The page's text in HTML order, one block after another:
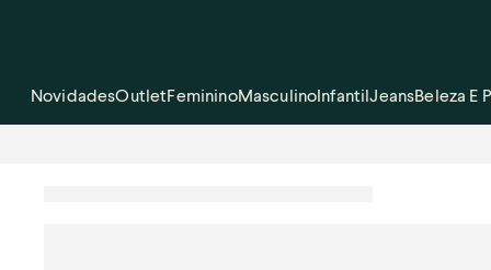
NovidadesOutletFemininoMasculinoInfantilJeansBeleza E